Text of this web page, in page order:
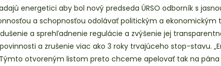
energetici aby bol nový predseda ÚRSO odborník s
a schopnosťou odolávať politickým a ekonomickým
a sprehľadnenie regulácie a zvýšenie jej
a zrušenie viac ako 3 roky trvajúceho stop-stavu.
otvoreným listom preto chceme apelovať tak na